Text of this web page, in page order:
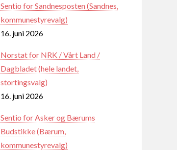
Sentio for Sandnesposten (Sandnes,
kommunestyrevalg)
16. juni 2026
Norstat for NRK / Vårt Land /
Dagbladet (hele landet,
stortingsvalg)
16. juni 2026
Sentio for Asker og Bærums
Budstikke (Bærum,
kommunestyrevalg)